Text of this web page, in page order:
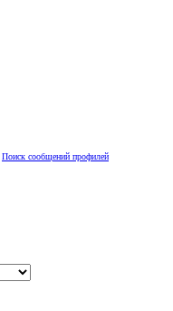
Поиск сообщений профилей